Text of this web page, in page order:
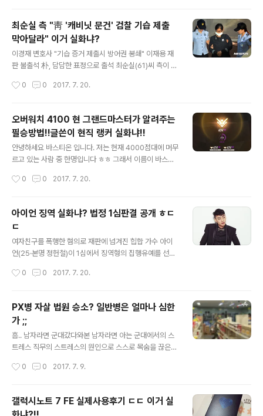
지만 재밌는 것은 위에 지붕이 보트로 변신한다는 겁니다.
화장실도 샤워실도 그리고 주방도 야외에 있는 작은 녀석
이지만즐거움을 놓치지는 않았다는 것을 알수 있네요신내
는 두명이 누으면 딱 맞는 사이지 이고요야외 주방이 설치
되어 있습니다.작은 보트가 지붕을 덮고 있는데 모터를 장
편리하고 작은 차로 견인도 가능한 그런 녀석입니다.귀엽
최순실 측 "靑 '캐비닛 문건' 검찰 기습 제출
막아달라" 이거 실화냐?
이경재 변호사 "기습 증거 제출시 방어권 봉쇄" 이재용 재
판 불출석 朴, 담담한 표정으로 출석 최순실(61)씨 측이 청
제출 기한을 지정해 달라고 재판부에 요청했다. 최씨 변호
(부장판사 김세윤) 심리로 열린 박근혜(65) 전 대통령과 최
씨 등의 특정범죄가중처벌 등에 관한 법률 위반(뇌물) 등
혐의 39차 공판에서 "검찰이 기습적으로 증거 제출을 하면
피고인의 방어권이 원천 봉쇄된다"며 이같이 주장했다. 이
변호사는 "최근 새 정부에서 청와대 민정수석실과 정무수
됐다며 특검과 검찰에 사본을 넘겼다고 말하고 있다"고 운
0 0 2017. 7. 20.
오버워치 4100 현 그랜드마스터가 알려주는
필승방법!!글쓴이 현직 랭커 실화냐!!
안녕하세요 바스티온 입니다. 저는 현재 4000점대에 머무
르고 있는 사람 중 한명입니다 ㅎㅎ 그래서 이름이 바스티
려드리겠습니다. 감도를 바꿔라 자신은 분명 잘한 것 같았
워치는 감도 쓸데없이 높게 하면 그게 더 방해되는 것 같습
니다. 특히 맥크리나 솔져같이 에임 중요한 영웅들 원래 제
가 감도를 35 정도로 맞춰놓고 했었는데 다른 분들이 35
는 너무 높다, 20도 높은데 어떻게 하냐고 해서 함 10으로
바꿨더니 너무 잘 맞아서 골드에서 마스터구간까지 올수
는 꿀팁을 어느정도는 알고있으리라 생각됩니다. 팀보이스
0 0 2017. 7. 20.
아이언 징역 실화냐? 법정 1심판결 공개 ㅎㄷ
ㄷ
여자친구를 폭행한 혐의로 재판에 넘겨진 힙합 가수 아이
언(25·본명 정헌철)이 1심에서 징역형의 집행유예를 선고
해 등 혐의로 불구속 기소된 아이언에게 징역 8개월에 집
난해 9월 서울 종로구 창신동 자택에서 여자친구 A(25)씨
가 성관계 도중 요구를 들어주지 않는다는 이유로 화를 내
며 주먹으로 얼굴을 내려친 혐의로 재판에 넘겨졌다. 또 같
은 해 10월에는 A씨가 이별을 통보하자 목을 조른 채 주먹
으로 얼굴을 수차례 때리고 몸을 짓눌러 타박상과 왼손 새
좋은노래와 좋은모습으로 무대에서 볼수 있었으면 좋겠네
0 0 2017. 7. 20.
PX병 자살 법원 승소? 일반병은 얼마나 심한
가 ;;
흠.. 남자라면 군대갔다와본 남자라면 아는 군대에서의 스
트레스 직무의 스트레스의 원인으로 스스로 목숨을 끊은
승소판결이 났는데요. 아들의 보훈보상자로 인정해달라는
과관계가 있다고 법원에서 판결을 내리면서 그동안 안타깝
게 사망한 군인들... PX병은 많은 분들에게 꿀?보직으로 소
0 0 2017. 7. 9.
갤럭시노트 7 FE 실제사용후기 ㄷㄷ 이거 실